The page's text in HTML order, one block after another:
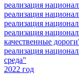
реализация
реализация
реализация
реализация
качественные
реализация
среда"
2022 год